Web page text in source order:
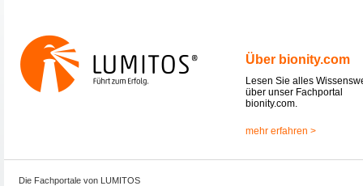
Über bionity.com
Lesen Sie alles
über unser Fachportal
bionity.com.
mehr erfahren >
Die Fachportale von LUMITOS